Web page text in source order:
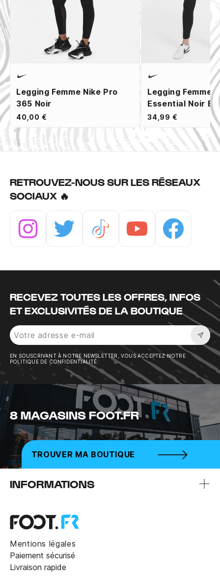
Legging Femme Nike Pro
365 Noir
40,00 €
Legging Femme
Essential Noir
34,99 €
RETROUVEZ-NOUS SUR LES RÉSEAUX
SOCIAUX 🔥
RECEVEZ TOUTES LES OFFRES, INFOS
ET EXCLUSIVITÉS DE LA BOUTIQUE
EN SOUSCRIVANT À NOTRE NEWSLETTER, VOUS ACCEPTEZ NOTRE
POLITIQUE DE CONFIDENTIALITÉ.
8 MAGASINS FOOT.FR
TROUVER MA BOUTIQUE
INFORMATIONS
Mentions légales
Paiement sécurisé
Livraison rapide